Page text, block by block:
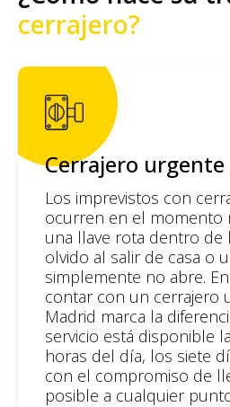
cerrajero?
Cerrajero
Los imprevistos con
ocurren en el momento
una llave rota dentro de
olvido al salir de casa o
simplemente no abre.
contar con un cerrajero
Madrid marca la
servicio está disponible
horas del día, los siete
con el compromiso de
posible a cualquier